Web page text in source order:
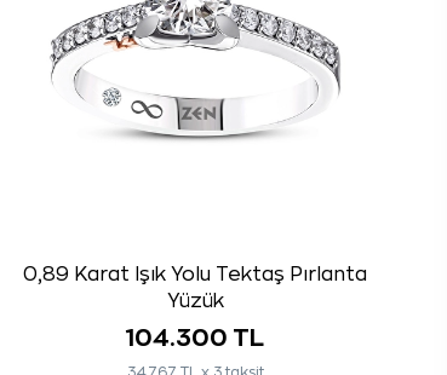
0,89 Karat Işık Yolu Tektaş Pırlanta
Yüzük
104.300 TL